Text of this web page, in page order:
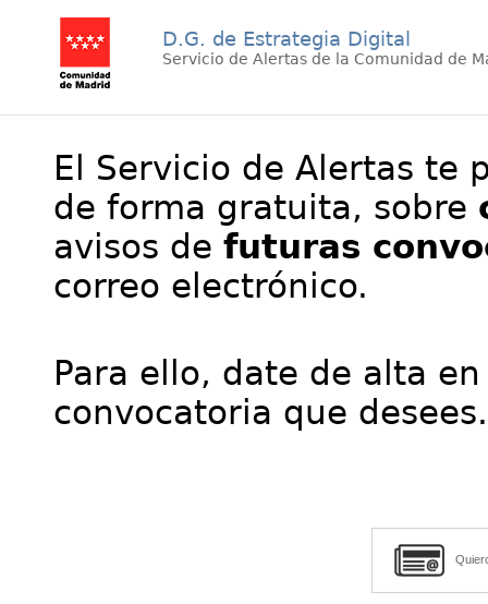
D.G. de Estrategia Digital
Servicio de Alertas de la Comunidad de
El Servicio de Alertas te
de forma gratuita, sobre
avisos de futuras
correo electrónico.
Para ello, date de alta
convocatoria que desees.